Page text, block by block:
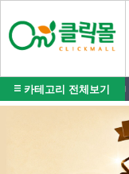
카테고리 전체보기